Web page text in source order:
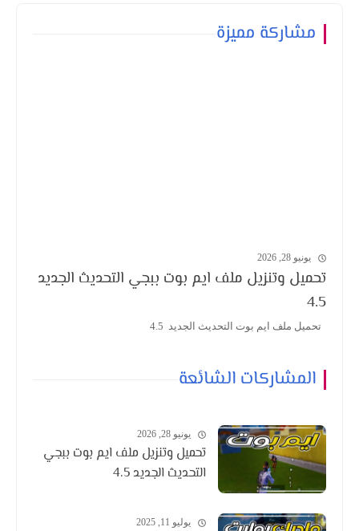
مشاركة مميزة
يونيو 28, 2026
تحميل وتنزيل ملف ايم بوت ببجي التحديث الجديد
4.5
تحميل ملف ايم بوت التحديث الجديد 4.5
المشاركات الشائعة
يونيو 28, 2026
تحميل وتنزيل ملف ايم بوت ببجي
التحديث الجديد 4.5
يوليو 11, 2025